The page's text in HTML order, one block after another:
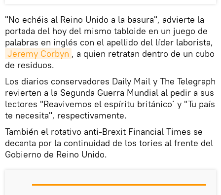
"No echéis al Reino Unido a la basura", advierte la
portada del hoy del mismo tabloide en un juego de
palabras en inglés con el apellido del líder laborista,
Jeremy Corbyn , a quien retratan dentro de un cubo
de residuos.
Los diarios conservadores Daily Mail y The Telegraph
revierten a la Segunda Guerra Mundial al pedir a sus
lectores "Reavivemos el espíritu británico´ y "Tu país
te necesita", respectivamente.
También el rotativo anti-Brexit Financial Times se
decanta por la continuidad de los tories al frente del
Gobierno de Reino Unido.